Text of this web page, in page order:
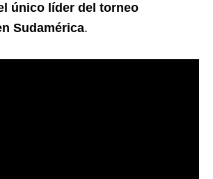
único líder del torneo
Sudamérica.